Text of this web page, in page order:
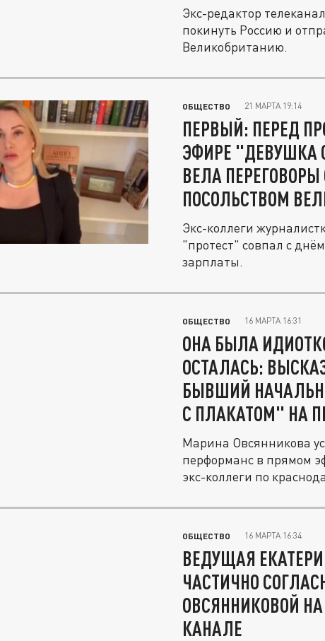
Экс-редактор
покинуть Россию и
Великобританию.
ОБЩЕСТВО 21 МАРТА 19:14
ПЕРВЫЙ: ПЕРЕД
ЭФИРЕ "ДЕВУШКА
ВЕЛА ПЕРЕГОВОРЫ
ПОСОЛЬСТВОМ
Экс-коллеги
"протест" совпал с
зарплаты.
ОБЩЕСТВО 16 МАРТА 16:31
ОНА БЫЛА
ОСТАЛАСЬ:
БЫВШИЙ
С ПЛАКАТОМ" НА
Марина Овсянникова
перформанс в прямом
экс-коллеги по
ОБЩЕСТВО 16 МАРТА 16:34
ВЕДУЩАЯ
ЧАСТИЧНО
ОВСЯННИКОВОЙ
КАНАЛЕ